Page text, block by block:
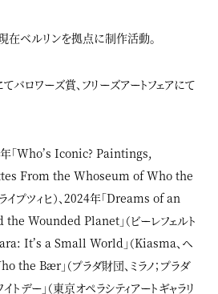
在ベルリンを拠点に制作活動。
バロワーズ賞、フリーズアートフェアにて
「Who’s Iconic? Paintings,
From the Whoseum of Who the
プツィヒ）、2024年「Dreams of an
Wounded Planet」（ビーレフェルト
It’s a Small World」（Kiasma、ヘ
the Bær」（プラダ財団、ミラノ；プラダ
トデー」（東京オペラシティアートギャラリ